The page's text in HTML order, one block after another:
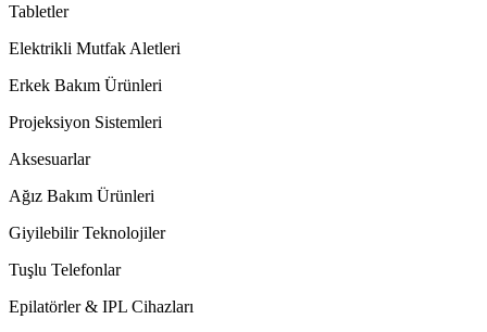
Tabletler
Elektrikli Mutfak Aletleri
Erkek Bakım Ürünleri
Projeksiyon Sistemleri
Aksesuarlar
Ağız Bakım Ürünleri
Giyilebilir Teknolojiler
Tuşlu Telefonlar
Epilatörler & IPL Cihazları